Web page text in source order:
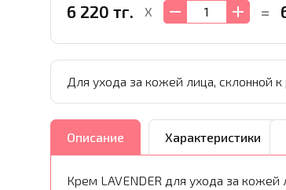
6 220 тг. X =
Для ухода за кожей лица, склонной
Описание Характеристики
Крем LAVENDER для ухода за кожей